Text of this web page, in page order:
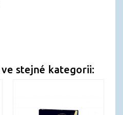
stejné kategorii: